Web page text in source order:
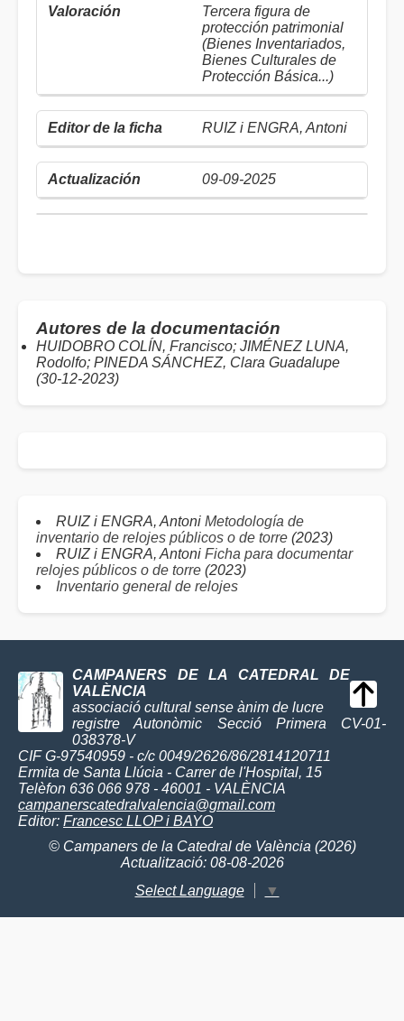
Tercera figura de
protección patrimonial
(Bienes Inventariados,
Bienes Culturales de
Protección Básica...)
RUIZ i ENGRA, Antoni
09-09-2025
Autores de la documentación
HUIDOBRO COLÍN, Francisco; JIMÉNEZ LUNA,
Rodolfo; PINEDA SÁNCHEZ, Clara Guadalupe
(30-12-2023)
RUIZ i ENGRA, Antoni Metodología de
inventario de relojes públicos o de torre (2023)
RUIZ i ENGRA, Antoni Ficha para documentar
relojes públicos o de torre (2023)
Inventario general de relojes
CAMPANERS DE LA CATEDRAL DE
VALÈNCIA
associació cultural sense ànim de lucre
registre Autonòmic Secció Primera CV-01-
038378-V
CIF G-97540959 - c/c 0049/2626/86/2814120711
Ermita de Santa Llúcia - Carrer de l'Hospital, 15
Telèfon 636 066 978 - 46001 - VALÈNCIA
campanerscatedralvalencia@gmail.com
Editor: Francesc LLOP i BAYO
© Campaners de la Catedral de València (2026)
Actualització: 08-08-2026
Select Language
▼